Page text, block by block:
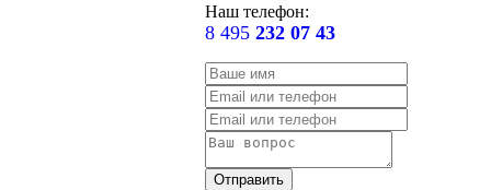
Наш телефон:
8 495 232 07 43